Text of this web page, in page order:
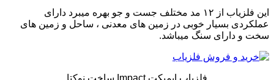
این فلزیاب از ۱۲ مد مختلف جست و جو بهره میبرد دارای
عملکردی بسیار خوبی در زمین های معدنی ، ساحل و زمین های
سخت و دارای سنگ میباشد.
فلزیاب ایمپکت Impact ساخت نوکتا